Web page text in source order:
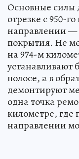
Основные силы
отрезке с 950-
направлении —
покрытия. Не
на 974-м
устанавливают
полосе, а в
демонтируют
одна точка
километре, где
направлении